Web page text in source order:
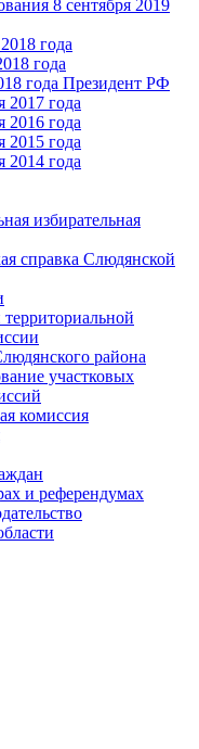
8 сентября 2019
года
года
года Президент РФ
2017 года
2016 года
2015 года
2014 года
избирательная
справка Слюдянской
района
участковых
комиссия
и референдумах